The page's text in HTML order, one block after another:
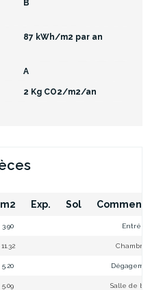
B
87 kWh/m2 par an
A
2 Kg CO2/m2/an
m2 Exp. Sol
3.90 Entrée
11.32 Chambre 1
5.20 Dégagement
5.09 Salle de bains